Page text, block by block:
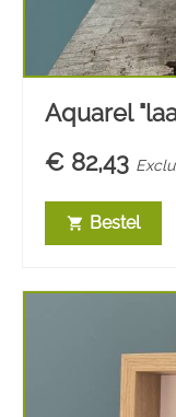
Aquarel
€ 82,43
shopping_cart Bestel